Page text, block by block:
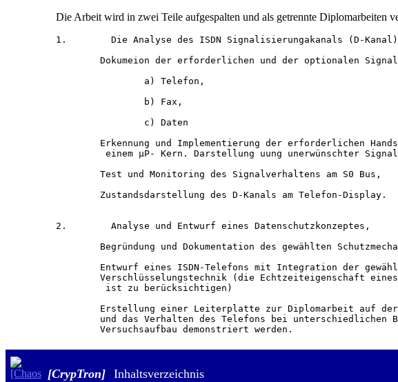
Die Arbeit wird in zwei Teile aufgespalten und als getrennte Diplomarbeiten
1.        Die Analyse des ISDN Signalisierungakanals (D-
Dokumeion der erforderlichen und der optionalen
                a) Telefon,
                b) Fax,
                c) Daten
Erkennung und Implementierung der erforderlichen
einem µP- Kern. Darstellung uung unerwünschter
        Test und Monitoring des Signalverhaltens am S0 Bus,
        Zustandsdarstellung des D-Kanals am Telefon-Display.
2.        Analyse und Entwurf eines Datenschutzkonzeptes,
Begründung und Dokumentation des gewählten
Entwurf eines ISDN-Telefons mit Integration der
Verschlüsselungstechnik (die Echtzeiteigenschaft
         ist zu berücksichtigen)
Erstellung einer Leiterplatte zur Diplomarbeit auf
und das Verhalten des Telefons bei unterschiedlichen
[CrypTron] Inhaltsverzeichnis